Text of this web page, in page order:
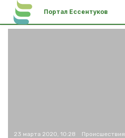
Портал Ессентуков
23 марта 2020, 10:28 Происшествия